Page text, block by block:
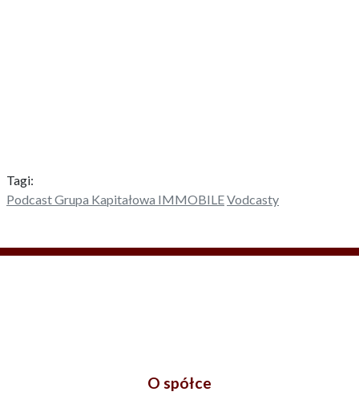
Tagi:
Podcast Grupa Kapitałowa IMMOBILEVodcasty
O spółce